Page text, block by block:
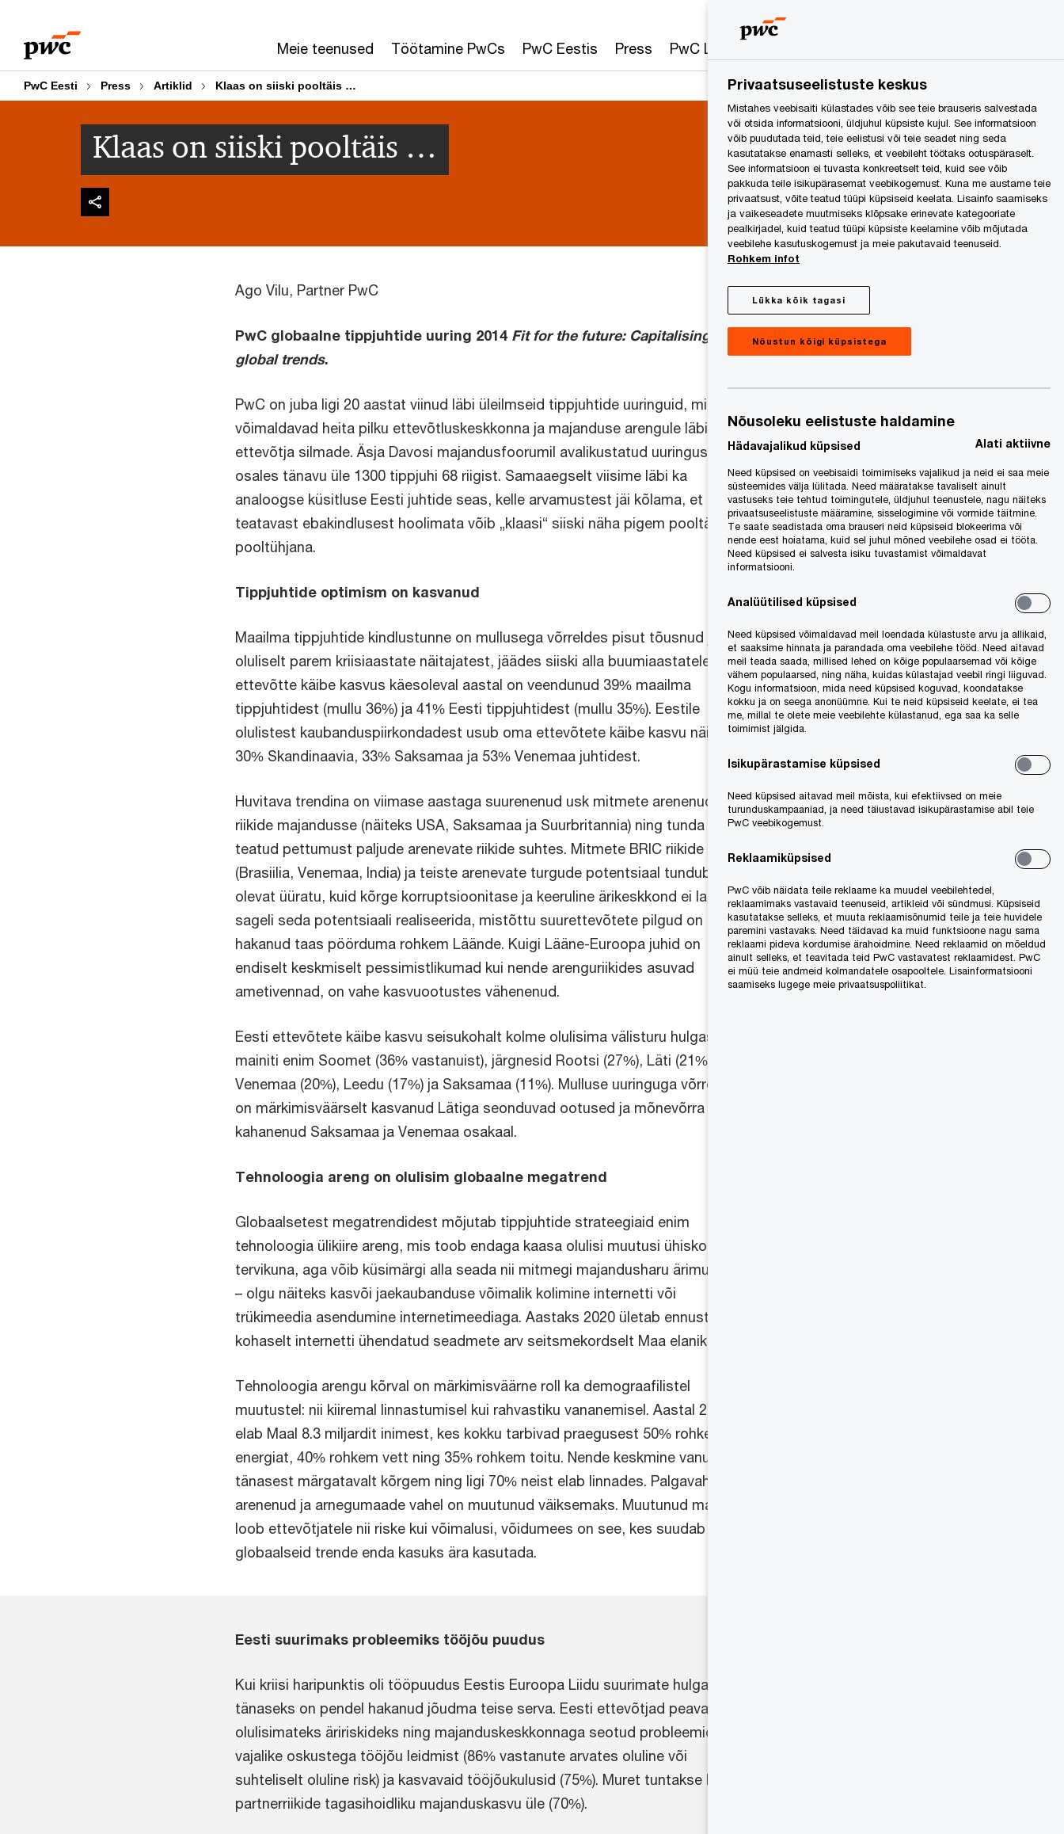
content
footer
Meie teenused Töötamine PwCs PwC Eestis Press PwC Legal Services
PwC Eesti Press Artiklid Klaas on siiski pooltäis …
Klaas on siiski pooltäis …
Ago Vilu, Partner PwC
PwC globaalne tippjuhtide uuring 2014 Fit for the future: Capitalising on
global trends.
PwC on juba ligi 20 aastat viinud läbi üleilmseid tippjuhtide uuringuid, mis
võimaldavad heita pilku ettevõtluskeskkonna ja majanduse arengule läbi
ettevõtja silmade. Äsja Davosi majandusfoorumil avalikustatud uuringus
osales tänavu üle 1300 tippjuhi 68 riigist. Samaaegselt viisime läbi ka
analoogse küsitluse Eesti juhtide seas, kelle arvamustest jäi kõlama, et
teatavast ebakindlusest hoolimata võib „klaasi“ siiski näha pigem pooltäis kui
pooltühjana.
Tippjuhtide optimism on kasvanud
Maailma tippjuhtide kindlustunne on mullusega võrreldes pisut tõusnud ja on
oluliselt parem kriisiaastate näitajatest, jäädes siiski alla buumiaastatele. Oma
ettevõtte käibe kasvus käesoleval aastal on veendunud 39% maailma
tippjuhtidest (mullu 36%) ja 41% Eesti tippjuhtidest (mullu 35%). Eestile
olulistest kaubanduspiirkondadest usub oma ettevõtete käibe kasvu näiteks
30% Skandinaavia, 33% Saksamaa ja 53% Venemaa juhtidest.
Huvitava trendina on viimase aastaga suurenenud usk mitmete arenenud
riikide majandusse (näiteks USA, Saksamaa ja Suurbritannia) ning tunda on
teatud pettumust paljude arenevate riikide suhtes. Mitmete BRIC riikide
(Brasiilia, Venemaa, India) ja teiste arenevate turgude potentsiaal tundub küll
olevat üüratu, kuid kõrge korruptsioonitase ja keeruline ärikeskkond ei lase
sageli seda potentsiaali realiseerida, mistõttu suurettevõtete pilgud on
hakanud taas pöörduma rohkem Läände. Kuigi Lääne-Euroopa juhid on
endiselt keskmiselt pessimistlikumad kui nende arenguriikides asuvad
ametivennad, on vahe kasvuootustes vähenenud.
Eesti ettevõtete käibe kasvu seisukohalt kolme olulisima välisturu hulgas
mainiti enim Soomet (36% vastanuist), järgnesid Rootsi (27%), Läti (21%),
Venemaa (20%), Leedu (17%) ja Saksamaa (11%). Mulluse uuringuga võrreldes
on märkimisväärselt kasvanud Lätiga seonduvad ootused ja mõnevõrra
kahanenud Saksamaa ja Venemaa osakaal.
Tehnoloogia areng on olulisim globaalne megatrend
Globaalsetest megatrendidest mõjutab tippjuhtide strateegiaid enim
tehnoloogia ülikiire areng, mis toob endaga kaasa olulisi muutusi ühiskonnas
tervikuna, aga võib küsimärgi alla seada nii mitmegi majandusharu ärimudelid
– olgu näiteks kasvõi jaekaubanduse võimalik kolimine internetti või
trükimeedia asendumine internetimeediaga. Aastaks 2020 ületab ennustuste
kohaselt internetti ühendatud seadmete arv seitsmekordselt Maa elanike arvu.
Tehnoloogia arengu kõrval on märkimisväärne roll ka demograafilistel
muutustel: nii kiiremal linnastumisel kui rahvastiku vananemisel. Aastal 2030
elab Maal 8.3 miljardit inimest, kes kokku tarbivad praegusest 50% rohkem
energiat, 40% rohkem vett ning 35% rohkem toitu. Nende keskmine vanus on
tänasest märgatavalt kõrgem ning ligi 70% neist elab linnades. Palgavahed
arenenud ja arnegumaade vahel on muutunud väiksemaks. Muutunud maailm
loob ettevõtjatele nii riske kui võimalusi, võidumees on see, kes suudab
globaalseid trende enda kasuks ära kasutada.
Eesti suurimaks probleemiks tööjõu puudus
Kui kriisi haripunktis oli tööpuudus Eestis Euroopa Liidu suurimate hulgas, siis
tänaseks on pendel hakanud jõudma teise serva. Eesti ettevõtjad peavad
olulisimateks äririskideks ning majanduskeskkonnaga seotud probleemideks
vajalike oskustega tööjõu leidmist (86% vastanute arvates oluline või
suhteliselt oluline risk) ja kasvavaid tööjõukulusid (75%). Muret tuntakse ka
partnerriikide tagasihoidliku majanduskasvu üle (70%).
Privaatsuseelistuste keskus
Mistahes veebisaiti külastades võib see teie brauseris salvestada
või otsida informatsiooni, üldjuhul küpsiste kujul. See informatsioon
võib puudutada teid, teie eelistusi või teie seadet ning seda
kasutatakse enamasti selleks, et veebileht töötaks ootuspäraselt.
See informatsioon ei tuvasta konkreetselt teid, kuid see võib
pakkuda teile isikupärasemat veebikogemust. Kuna me austame teie
privaatsust, võite teatud tüüpi küpsiseid keelata. Lisainfo saamiseks
ja vaikeseadete muutmiseks klõpsake erinevate kategooriate
pealkirjadel, kuid teatud tüüpi küpsiste keelamine võib mõjutada
veebilehe kasutuskogemust ja meie pakutavaid teenuseid.
Rohkem infot
Lükka kõik tagasi
Nõustun kõigi küpsistega
Nõusoleku eelistuste haldamine
Hädavajalikud küpsised Alati aktiivne
Need küpsised on veebisaidi toimimiseks vajalikud ja neid ei saa meie
süsteemides välja lülitada. Need määratakse tavaliselt ainult
vastuseks teie tehtud toimingutele, üldjuhul teenustele, nagu näiteks
privaatsuseelistuste määramine, sisselogimine või vormide täitmine.
Te saate seadistada oma brauseri neid küpsiseid blokeerima või
nende eest hoiatama, kuid sel juhul mõned veebilehe osad ei tööta.
Need küpsised ei salvesta isiku tuvastamist võimaldavat
informatsiooni.
Analüütilised küpsised
Need küpsised võimaldavad meil loendada külastuste arvu ja allikaid,
et saaksime hinnata ja parandada oma veebilehe tööd. Need aitavad
meil teada saada, millised lehed on kõige populaarsemad või kõige
vähem populaarsed, ning näha, kuidas külastajad veebil ringi liiguvad.
Kogu informatsioon, mida need küpsised koguvad, koondatakse
kokku ja on seega anonüümne. Kui te neid küpsiseid keelate, ei tea
me, millal te olete meie veebilehte külastanud, ega saa ka selle
toimimist jälgida.
Isikupärastamise küpsised
Need küpsised aitavad meil mõista, kui efektiivsed on meie
turunduskampaaniad, ja need täiustavad isikupärastamise abil teie
PwC veebikogemust.
Reklaamiküpsised
PwC võib näidata teile reklaame ka muudel veebilehtedel,
reklaamimaks vastavaid teenuseid, artikleid või sündmusi. Küpsiseid
kasutatakse selleks, et muuta reklaamisõnumid teile ja teie huvidele
paremini vastavaks. Need täidavad ka muid funktsioone nagu sama
reklaami pideva kordumise ärahoidmine. Need reklaamid on mõeldud
ainult selleks, et teavitada teid PwC vastavatest reklaamidest. PwC
ei müü teie andmeid kolmandatele osapooltele. Lisainformatsiooni
saamiseks lugege meie privaatsuspoliitikat.